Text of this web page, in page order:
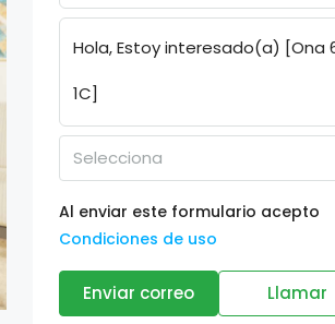
Selecciona
Al enviar este formulario acepto
Condiciones de uso
Enviar correo Llamar